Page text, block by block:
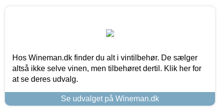
Hos Wineman.dk finder du alt i vintilbehør. De sælger
altså ikke selve vinen, men tilbehøret dertil. Klik her for
at se deres udvalg.
Se udvalget på Wineman.dk